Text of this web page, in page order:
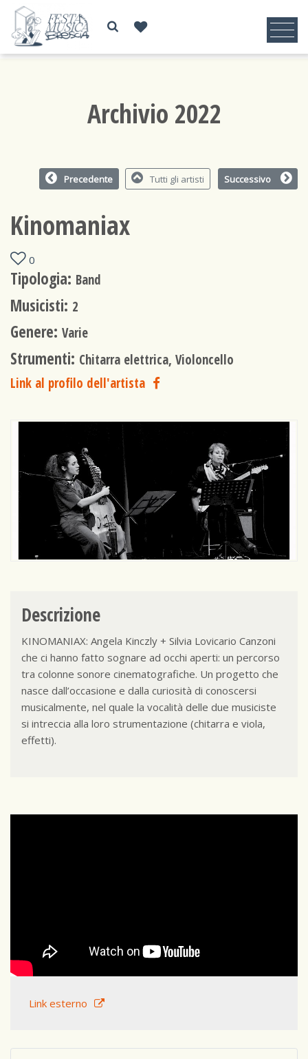
Archivio 2022
Precedente Tutti gli artisti Successivo
Kinomaniax
0
Tipologia: Band
Musicisti: 2
Genere: Varie
Strumenti: Chitarra elettrica, Violoncello
Link al profilo dell'artista
Descrizione
KINOMANIAX: Angela Kinczly + Silvia Lovicario Canzoni
che ci hanno fatto sognare ad occhi aperti: un percorso
tra colonne sonore cinematografiche. Un progetto che
nasce dall’occasione e dalla curiosità di conoscersi
musicalmente, nel quale la vocalità delle due musiciste
si intreccia alla loro strumentazione (chitarra e viola,
effetti).
Link esterno